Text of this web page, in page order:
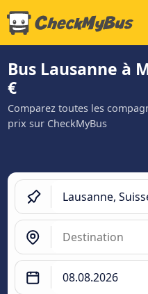
Bus Lausanne à
€
Comparez toutes les
prix sur CheckMyBus